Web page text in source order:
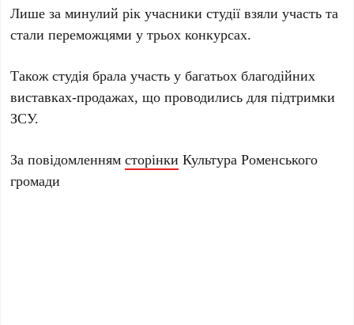
Лише за минулий рік учасники студії взяли участь та
стали переможцями у трьох конкурсах.
Також студія брала участь у багатьох благодійних
виставках-продажах, що проводились для підтримки
ЗСУ.
За повідомленнямсторінки Культура Роменського
громади